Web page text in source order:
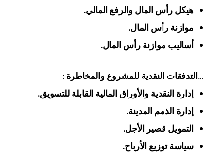
هيكل رأس المال والرفع المالي.
موازنة رأس المال.
أساليب موازنة رأس المال.
…التدفقات النقدية للمشروع والمخاطرة :
إدارة النقدية والأوراق المالية القابلة للتسويق.
إدارة الذمم المدينة.
التمويل قصير الأجل.
سياسة توزيع الأرباح.